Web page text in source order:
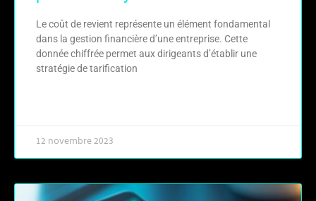
Le coût de revient représente un élément fondamental
dans la gestion financière d’une entreprise. Cette
donnée chiffrée permet aux dirigeants d’établir une
stratégie de tarification
12 novembre 2023